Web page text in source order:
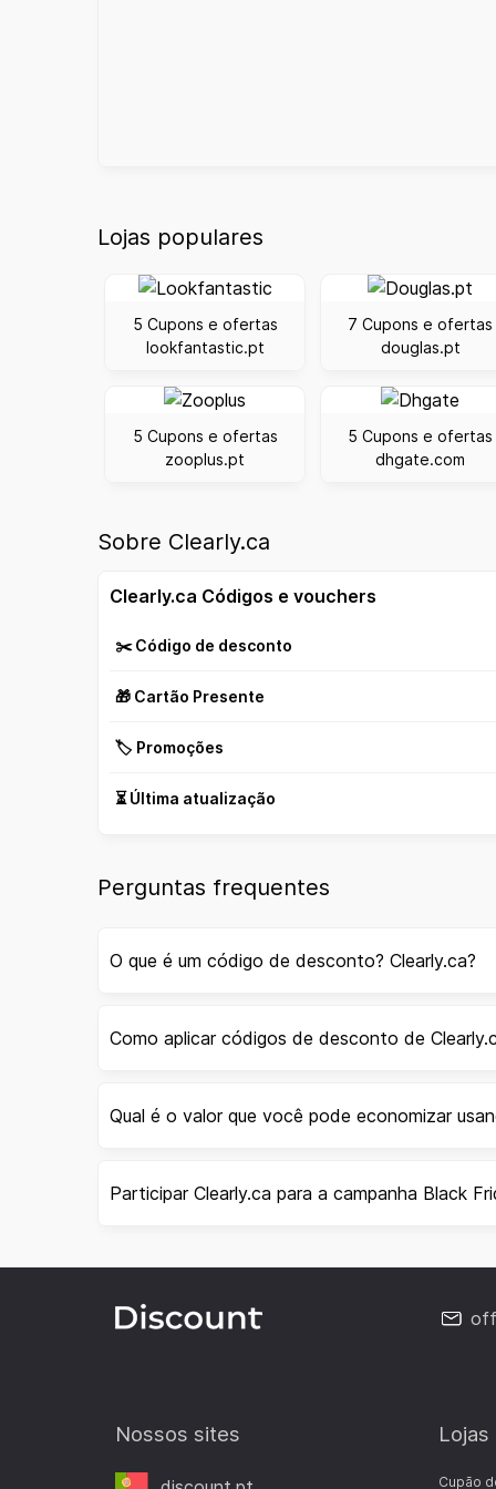
Lojas populares
5 Cupons e ofertas
lookfantastic.pt
7 Cupons e ofertas
douglas.pt
5 Cupons e ofertas
zooplus.pt
5 Cupons e ofertas
dhgate.com
Sobre Clearly.ca
Clearly.ca Códigos e vouchers
✂️ Código de desconto
🎁 Cartão Presente
🏷️ Promoções
⏳ Última atualização
Perguntas frequentes
O que é um código de desconto? Clearly.ca?
Como aplicar códigos de desconto de
Qual é o valor que você pode economizar
Participar Clearly.ca para a campanha Black
Nossos sites
Cupão